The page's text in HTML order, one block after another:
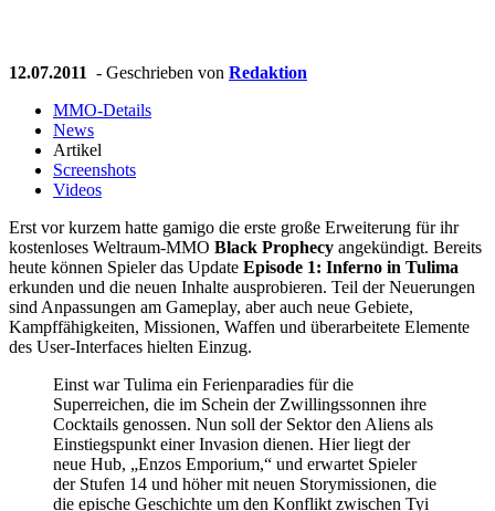
12.07.2011 - Geschrieben von Redaktion
MMO-Details
News
Artikel
Screenshots
Videos
Erst vor kurzem hatte gamigo die erste große Erweiterung für ihr
kostenloses Weltraum-MMO Black Prophecy angekündigt. Bereits
heute können Spieler das Update Episode 1: Inferno in Tulima
erkunden und die neuen Inhalte ausprobieren. Teil der Neuerungen
sind Anpassungen am Gameplay, aber auch neue Gebiete,
Kampffähigkeiten, Missionen, Waffen und überarbeitete Elemente
des User-Interfaces hielten Einzug.
Einst war Tulima ein Ferienparadies für die
Superreichen, die im Schein der Zwillingssonnen ihre
Cocktails genossen. Nun soll der Sektor den Aliens als
Einstiegspunkt einer Invasion dienen. Hier liegt der
neue Hub, „Enzos Emporium,“ und erwartet Spieler
der Stufen 14 und höher mit neuen Storymissionen, die
die epische Geschichte um den Konflikt zwischen Tyi